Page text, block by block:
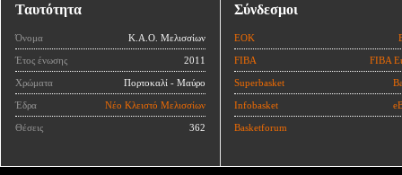
Ταυτότητα
Όνομα Κ.Α.Ο. Μελισσίων
Έτος ένωσης 2011
Χρώματα Πορτοκαλί - Μαύρο
Έδρα Νέο Κλειστό Μελισσίων
Θέσεις 362
Σύνδεσμοι
ΕΟΚ
FIBA FIBA
Superbasket
Infobasket
Basketforum